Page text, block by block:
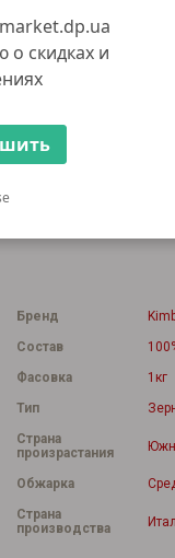
скидках и
Бренд
Состав
Фасовка
1кг
Тип
Страна
произрастания
Обжарка
Страна
производства